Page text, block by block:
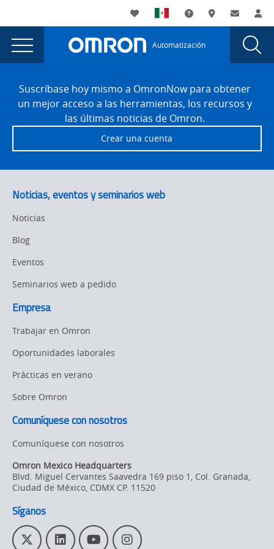
currently
viewing
the
presenta
innovaciones
para
la
alimentos
bebidas
PACK
México
page.
Utility
Navigation
My List Soporte DóndeContacto
Main
Navigation
Automatización
OMRON
presenta
innovaciones
en
automatización
para
la
industria
de
alimentos
bebidas
en
EXPO
PACK
México
2026
FooterSuscríbase hoy mismo a OmronNow para obtener
un mejor acceso a las herramientas, los recursos y
las últimas noticias de Omron.
Crear una cuenta
Noticias, eventos y seminarios web
Noticias
Blog
Eventos
Seminarios web a pedido
Empresa
Trabajar en Omron
Oportunidades laborales
Prácticas en verano
Sobre Omron
Comuníquese con nosotros
Comuníquese con nosotros
Omron Mexico Headquarters
Blvd. Miguel Cervantes Saavedra 169 piso 1, Col. Granada,
Ciudad de México, CDMX CP. 11520
Síganos
T L Y I